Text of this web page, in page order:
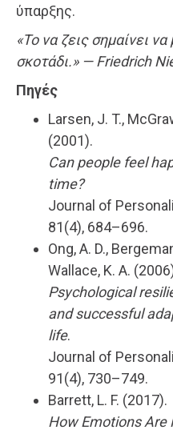
ύπαρξης.
«Το να ζεις σημαίνει
σκοτάδι.» — Friedrich
Πηγές
Larsen, J. T.,
(2001).
Can people feel
time?
Journal of
81(4), 684–696.
Ong, A. D.,
Wallace, K. A.
Psychological
and successful
life.
Journal of
91(4), 730–749.
Barrett, L. F. (2017).
How Emotions Are